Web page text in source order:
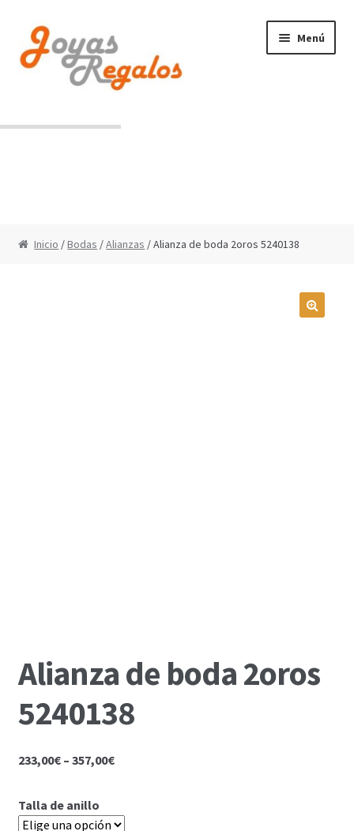
a
la
navegación
al
contenido
Menú
Inicio /Bodas /Alianzas / Alianza de boda 2oros 5240138
Alianza de boda 2oros
5240138
233,00€– 357,00€
Talla de anillo